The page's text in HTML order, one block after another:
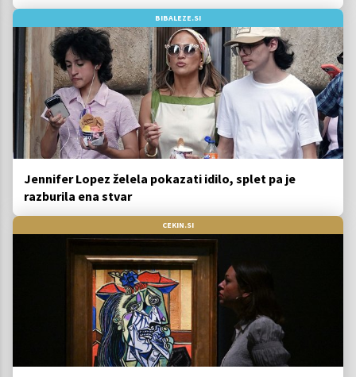
BIBALEZE.SI
Jennifer Lopez želela pokazati idilo, splet pa je
razburila ena stvar
CEKIN.SI